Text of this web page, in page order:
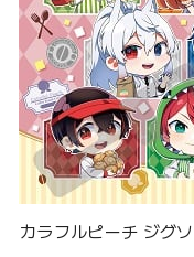
カラフルピーチ ジグ